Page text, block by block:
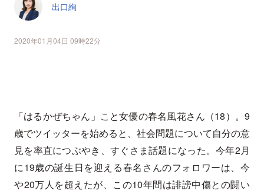
出口絢
2020年01月04日 09時22分
「はるかぜちゃん」こと女優の春名風花さん（18）。9
歳でツイッターを始めると、社会問題について自分の意
見を率直につぶやき、すぐさま話題になった。今年2月
に19歳の誕生日を迎える春名さんのフォロワーは、今
や20万人を超えたが、この10年間は誹謗中傷との闘い